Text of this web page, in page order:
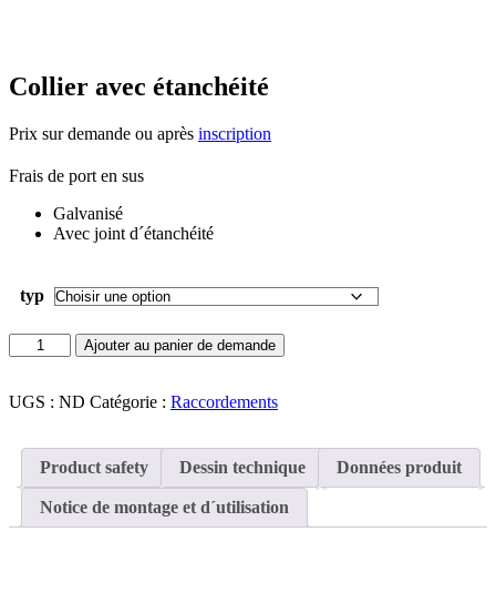
Collier avec étanchéité
Prix sur demande ou après inscription
Frais de port en sus
Galvanisé
Avec joint d´étanchéité
typ
quantité
de
avec
Ajouter au panier de demande
UGS : ND Catégorie : Raccordements
Product safety Dessin technique Données produit
Notice de montage et d´utilisation